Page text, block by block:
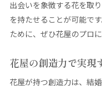
出会いを象徴する花を取
を持たせることが可能で
ために、ぜひ花屋のプロ
花屋の創造力で実現
花屋が持つ創造力は、結